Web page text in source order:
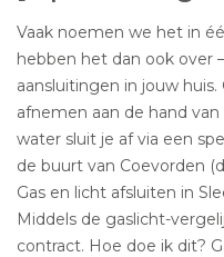
Vaak noemen we het in
hebben het dan ook over
aansluitingen in jouw
afnemen aan de hand
water sluit je af via een
de buurt van Coevorden
Gas en licht afsluiten in
Middels de gaslicht-
contract. Hoe doe ik dit?